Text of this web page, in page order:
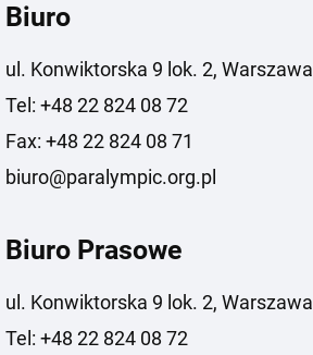
Biuro
ul. Konwiktorska 9 lok. 2, Warszawa
Tel: +48 22 824 08 72
Fax: +48 22 824 08 71
biuro@paralympic.org.pl
Biuro Prasowe
ul. Konwiktorska 9 lok. 2, Warszawa
Tel: +48 22 824 08 72